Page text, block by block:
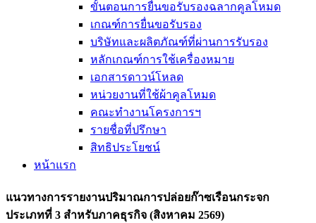
ขั้นตอนการยื่นขอรับรองฉลากคูลโหมด
เกณฑ์การยื่นขอรับรอง
บริษัทและผลิตภัณฑ์ที่ผ่านการรับรอง
หลักเกณฑ์การใช้เครื่องหมาย
เอกสารดาวน์โหลด
หน่วยงานที่ใช้ผ้าคูลโหมด
คณะทำงานโครงการฯ
รายชื่อที่ปรึกษา
สิทธิประโยชน์
หน้าแรก
แนวทางการรายงานปริมาณการปล่อยก๊าซเรือนกระจก
ประเภทที่ 3 สำหรับภาคธุรกิจ (สิงหาคม 2569)